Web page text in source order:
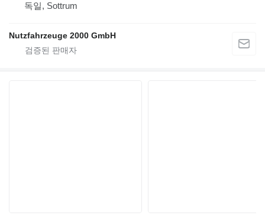
독일, Sottrum
Nutzfahrzeuge 2000 GmbH